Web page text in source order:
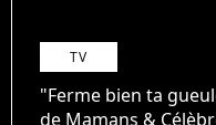
TV
"Ferme bien ta
de Mamans &